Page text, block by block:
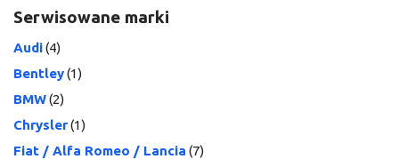
Serwisowane marki
Audi(4)
Bentley(1)
BMW(2)
Chrysler(1)
Fiat / Alfa Romeo / Lancia (7)